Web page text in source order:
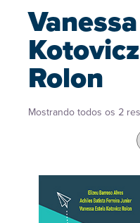
Rolon
Mostrando todos os 2